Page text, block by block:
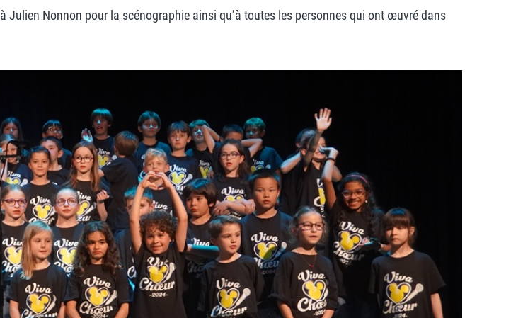
Nonnon pour la scénographie ainsi qu’à toutes les personnes qui ont œuvré dans